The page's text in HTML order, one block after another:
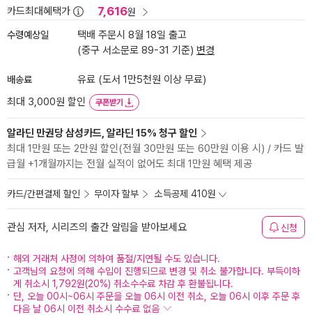
카드최대혜택가 7,616원
수령예상일
택배 주문시 8월 18일 출고
(중구 서소문로 89-31 기준) 변경
배송료
유료 (도서 1만5천원 이상 무료)
최대 3,000원 할인
쿠폰받기
알라딘 만권당 삼성카드, 알라딘 15% 청구 할인
최대 1만원 또는 2만원 할인(전월 30만원 또는 60만원 이용 시) / 카드 발
급월 +1개월까지는 전월 실적이 없어도 최대 1만원 혜택 제공
카드/간편결제 할인 무이자 할부 소득공제 410원
관심 저자, 시리즈의 출간 알림을 받아보세요 신청
해외 거래처 사정에 의하여 품절/지연될 수도 있습니다.
고객님의 요청에 의해 수입이 진행되므로 변경 및 취소 불가합니다. 부득이하
게 취소시 1,792원(20%) 취소수수료 차감 후 환불됩니다.
단, 오늘 00시~06시 주문을 오늘 06시 이전 취소, 오늘 06시 이후 주문 후
다음 날 06시 이전 취소시 수수료 없음